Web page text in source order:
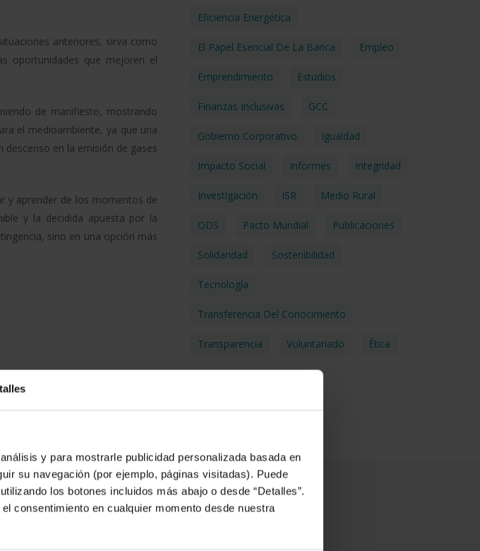
y para mostrarle publicidad personalizada basada en
su navegación (por ejemplo, páginas visitadas). Puede
los botones incluidos más abajo o desde “Detalles”.
consentimiento en cualquier momento desde nuestra
anteriores, sirva como
oportunidades que mejoren el
de manifiesto, mostrando
el medioambiente, ya que una
en la emisión de gases
y aprender de los momentos de
y la decidida apuesta por la
sino en una opción más
Eficiencia Energética
El Papel Esencial De La Banca Empleo
Emprendimiento Estudios
Finanzas Inclusivas GCC
Gobierno Corporativo Igualdad
Impacto Social Informes Integridad
Investigación ISR Medio Rural
ODS Pacto Mundial Publicaciones
Solidaridad Sostenibilidad
Tecnología
Transferencia Del Conocimiento
Transparencia Voluntariado Ética